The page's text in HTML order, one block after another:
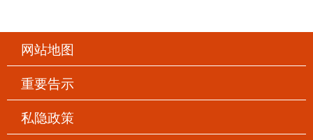
网站地图
重要告示
私隐政策